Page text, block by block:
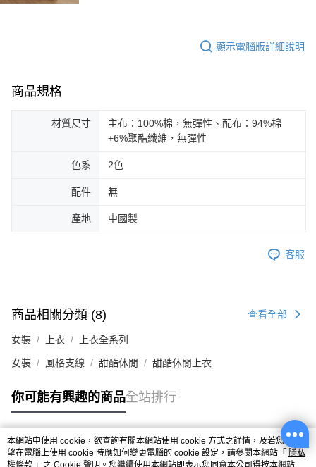
顯示電腦版詳細說明
商品規格
材質尺寸
主布：100%棉，無彈性、配布：94%棉
+6%聚酯纖維，無彈性
色系 2色
配件 無
產地 中國製
客服
商品相關分類 (8) 查看全部
女裝 上衣 上衣全系列
女裝 風格支線 甜酷休閒 甜酷休閒上衣
你可能有興趣的商品全站排行
熱門標籤
本網站中使用 cookie，欲查詢有關本網站使用 cookie 方式之詳情，及若您不希
望在電腦上使用 cookie 時應如何變更電腦的 cookie 設定，請參閱本網站「 隱私
權條款 」之 Cookie 聲明。您繼續使用本網站即表示您同意本公司得按本網站使